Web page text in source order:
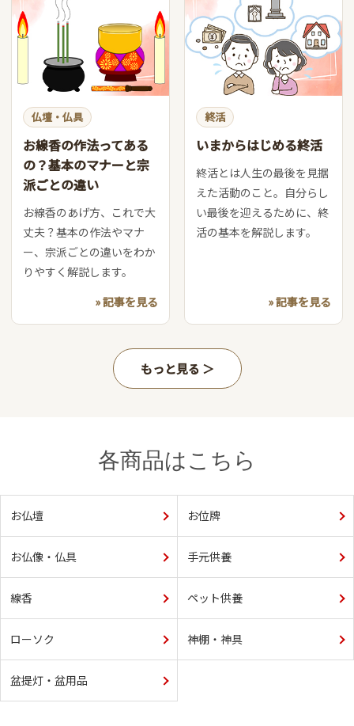
仏壇・仏具
お線香の作法ってある
の？基本のマナーと宗
派ごとの違い
お線香のあげ方、これで大
丈夫？基本の作法やマナ
ー、宗派ごとの違いをわか
りやすく解説します。
» 記事を見る
終活
いまからはじめる終活
終活とは人生の最後を見据
えた活動のこと。自分らし
い最後を迎えるために、終
活の基本を解説します。
» 記事を見る
もっと見る
各商品はこちら
お仏壇 お位牌
お仏像・仏具 手元供養
線香 ペット供養
ローソク 神棚・神具
盆提灯・盆用品